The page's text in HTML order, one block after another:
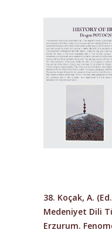
38. Koçak, A.
Medeniyet Dili
Erzurum.